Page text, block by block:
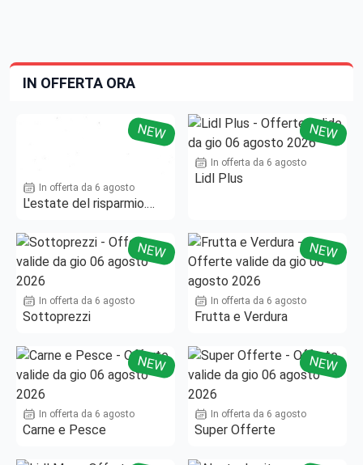
IN OFFERTA ORA
NEW
In offerta da 6 agosto
L'estate del risparmio.
NEW
In offerta da 6 agosto
Lidl Plus
NEW
In offerta da 6 agosto
Sottoprezzi
NEW
In offerta da 6 agosto
Frutta e Verdura
NEW
In offerta da 6 agosto
Carne e Pesce
NEW
In offerta da 6 agosto
Super Offerte